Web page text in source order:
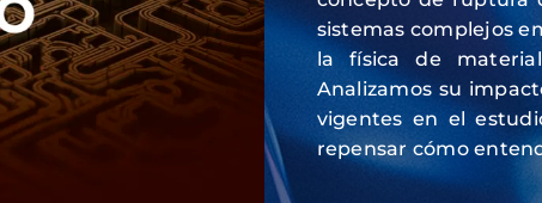
sistemas complejos
la física de
Analizamos su
vigentes en el
repensar cómo